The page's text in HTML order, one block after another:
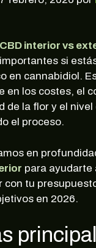
interior vs
si
en cannabidiol.
en los costes, el
de la flor y el
el proceso.
en
para ayudarte
con tu
en 2026.